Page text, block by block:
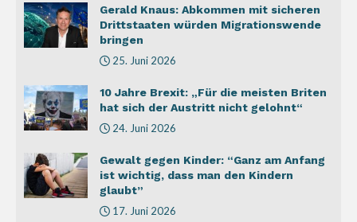
Gerald Knaus: Abkommen mit sicheren
Drittstaaten würden Migrationswende
bringen
25. Juni 2026
10 Jahre Brexit: „Für die meisten Briten
hat sich der Austritt nicht gelohnt“
24. Juni 2026
Gewalt gegen Kinder: “Ganz am Anfang
ist wichtig, dass man den Kindern
glaubt”
17. Juni 2026